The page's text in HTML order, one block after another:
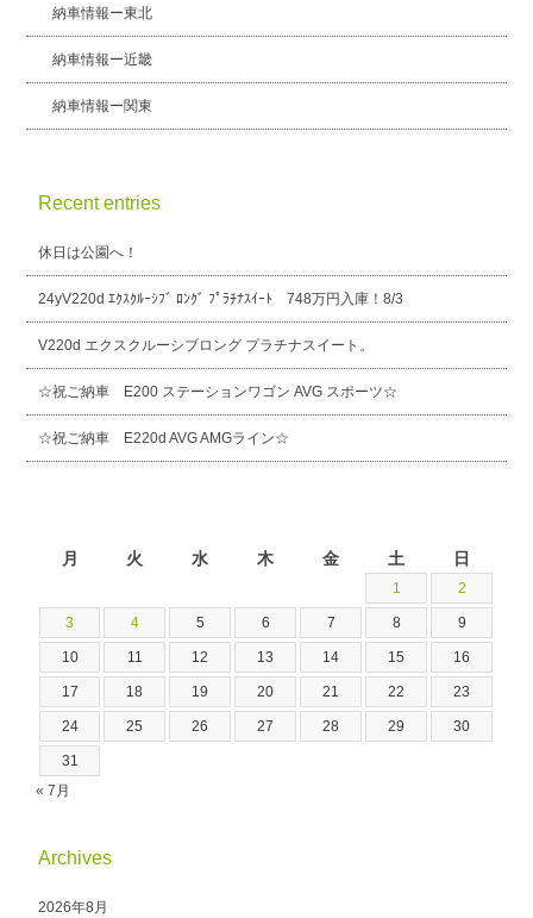
納車情報ー東北
納車情報ー近畿
納車情報ー関東
Recent entries
休日は公園へ！
24yV220d ｴｸｽｸﾙｰｼﾌﾞ ﾛﾝｸﾞ ﾌﾟﾗﾁﾅｽｲｰﾄ 748万円入庫！8/3
V220d エクスクルーシブロング プラチナスイート。
☆祝ご納車 E200 ステーションワゴン AVG スポーツ☆
☆祝ご納車 E220d AVG AMGライン☆
月 火 水 木 金 土 日
1 2
3 4 5 6 7 8 9
10 11 12 13 14 15 16
17 18 19 20 21 22 23
24 25 26 27 28 29 30
31
« 7月
Archives
2026年8月